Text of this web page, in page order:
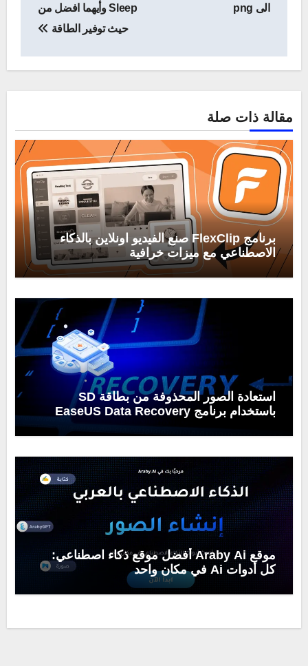
الى png
Sleep وأيهما افضل من
حيث توفير الطاقة
مقالة ذات صلة
برنامج FlexClip صنع الفيديو اونلاين بالذكاء
الاصطناعي مع ميزات خرافية
استعادة الصور المحذوفة من بطاقة SD
باستخدام برنامج EaseUS Data Recovery
موقع Araby Ai أفضل موقع ذكاء اصطناعي:
كل أدوات Ai في مكان واحد